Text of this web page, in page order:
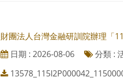
財團法人台灣金融研訓院辦理「
日期 : 2026-08-06
分類 :